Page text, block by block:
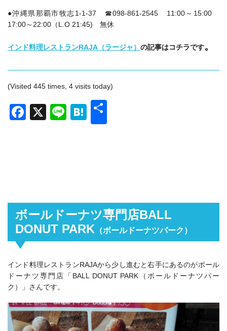
●沖縄県那覇市牧志1‐1‐37 ☎098-861-2545 11:00～15:00
17:00～22:00（L.O 21:45) 無休
インド料理レストランRAJA（ラージャ） の記事はコチラです。
(Visited 445 times, 4 visits today)
Facebook
X LineHatena
ボールドーナツ専門店BALL
DONUT PARK （ボールドーナツパーク）
インド料理レストランRAJAから少し進むと右手にあるのがボール
ドーナツ専門店「BALL DONUT PARK（ボールドーナツパー
ク）」さんです。